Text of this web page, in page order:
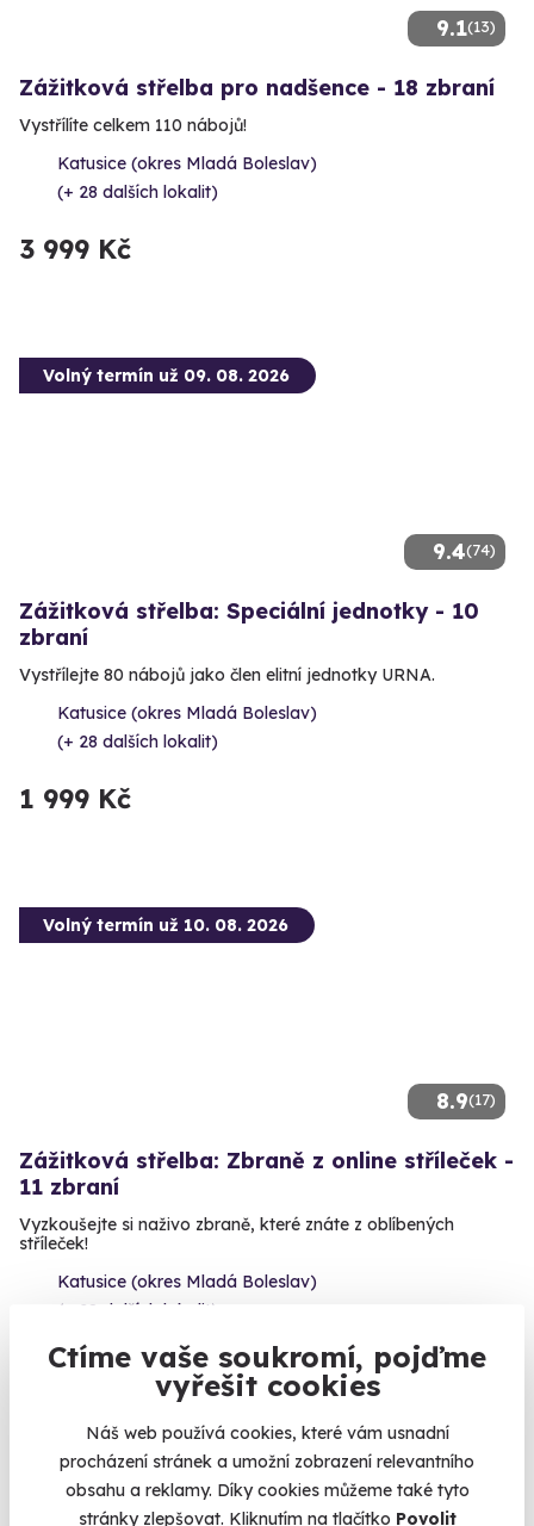
Ctíme vaše soukromí, pojďme
vyřešit cookies
Náš web používá cookies, které vám usnadní
procházení stránek a umožní zobrazení relevantního
obsahu a reklamy. Díky cookies můžeme také tyto
stránky zlepšovat. Kliknutím na tlačítko Povolit
9.1(13)
Zážitková střelba pro nadšence - 18 zbraní
Vystřílíte celkem 110 nábojů!
Katusice (okres Mladá Boleslav)
(+ 28 dalších lokalit)
3 999 Kč
9.4(74)
Volný termín už 09. 08. 2026
Zážitková střelba: Speciální jednotky - 10
zbraní
Vystřílejte 80 nábojů jako člen elitní jednotky URNA.
Katusice (okres Mladá Boleslav)
(+ 28 dalších lokalit)
1 999 Kč
8.9(17)
Volný termín už 10. 08. 2026
Zážitková střelba: Zbraně z online stříleček -
11 zbraní
Vyzkoušejte si naživo zbraně, které znáte z oblíbených
stříleček!
Katusice (okres Mladá Boleslav)
(+ 28 dalších lokalit)
2 999 Kč
Volný termín už 07. 08. 2026